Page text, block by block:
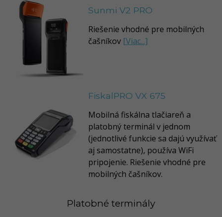
Sunmi V2 PRO
Riešenie vhodné pre mobilných
čašníkov [Viac...]
FiskalPRO VX 675
Mobilná fiskálna tlačiareň a
platobný terminál v jednom
(jednotlivé funkcie sa dajú využívať
aj samostatne), používa WiFi
pripojenie. Riešenie vhodné pre
mobilných čašníkov.
Platobné terminály